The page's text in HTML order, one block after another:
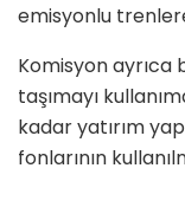
emisyonlu
Komisyon ayrıca
taşımayı
kadar yatırım
fonlarının